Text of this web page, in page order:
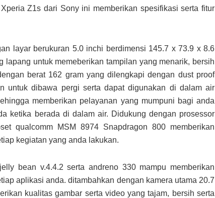
Z1s dari Sony ini memberikan spesifikasi serta fitur
layar berukuran 5.0 inchi berdimensi 145.7 x 73.9 x 8.6
lapang untuk memeberikan tampilan yang menarik, bersih
berat 162 gram yang dilengkapi dengan dust proof
untuk dibawa pergi serta dapat digunakan di dalam air
memberikan pelayanan yang mumpuni bagi anda
ketika berada di dalam air. Didukung dengan prosessor
qualcomm MSM 8974 Snapdragon 800 memberikan
kegiatan yang anda lakukan.
bean v.4.4.2 serta andreno 330 mampu memberikan
aplikasi anda. ditambahkan dengan kamera utama 20.7
kualitas gambar serta video yang tajam, bersih serta